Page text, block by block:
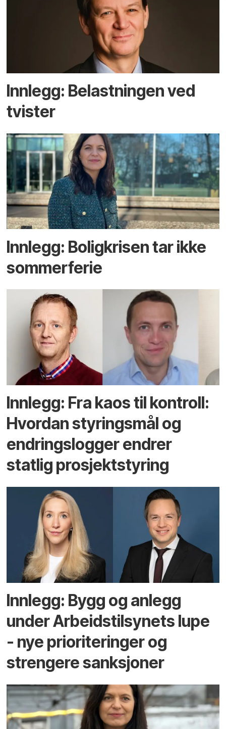
Innlegg: Belastningen ved
tvister
Innlegg: Boligkrisen tar ikke
sommerferie
Innlegg: Fra kaos til kontroll:
Hvordan styringsmål og
endringslogger endrer
statlig prosjektstyring
Innlegg: Bygg og anlegg
under Arbeidstilsynets lupe
- nye prioriteringer og
strengere sanksjoner